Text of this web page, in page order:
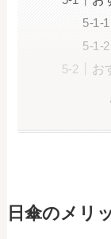
お
日傘のメリ